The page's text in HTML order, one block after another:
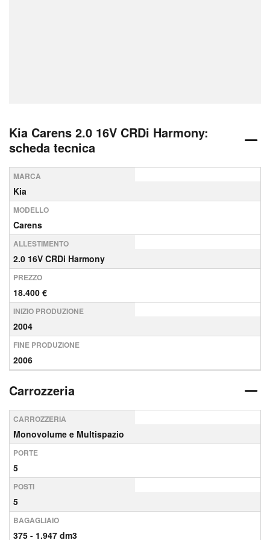
Kia Carens 2.0 16V CRDi Harmony:
scheda tecnica
MARCA
Kia
MODELLO
Carens
ALLESTIMENTO
2.0 16V CRDi Harmony
PREZZO
18.400 €
INIZIO PRODUZIONE
2004
FINE PRODUZIONE
2006
Carrozzeria
CARROZZERIA
Monovolume e Multispazio
PORTE
5
POSTI
5
BAGAGLIAIO
375 - 1.947 dm3